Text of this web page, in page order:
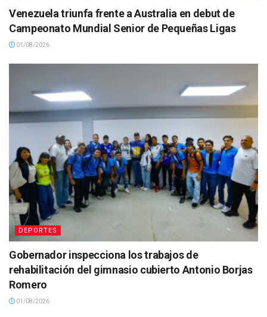
Venezuela triunfa frente a Australia en debut de
Campeonato Mundial Senior de Pequeñas Ligas
01/08/2026
DEPORTES
Gobernador inspecciona los trabajos de
rehabilitación del gimnasio cubierto Antonio Borjas
Romero
01/08/2026